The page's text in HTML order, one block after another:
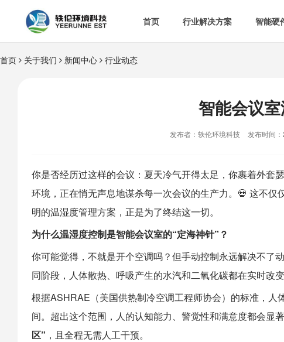
首页 行业解决方案
 空气
热门解决方案
智能硬

首页 关于我们 新闻中心 行业动态
智能会议
发布者：轶伦环境科技 发布时间
你是否经历过这样的会议：夏天冷气开得太足，你裹着外套
环境，正在悄无声息地谋杀每一次会议的生产力。💀 这不
明的温湿度管理方案，正是为了终结这一切。
为什么温湿度控制是智能会议室的“定海神针”？
你可能觉得，不就是开个空调吗？但手动控制永远解决不了
同阶段，人体散热、呼吸产生的水汽和二氧化碳都在实时改变
根据ASHRAE（美国供热制冷空调工程师协会）的标准，人
间。超出这个范围，人的认知能力、警觉性和满意度都会显
区” ，且全程无需人工干预。